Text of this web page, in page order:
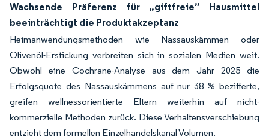
Wachsende Präferenz für „giftfreie” Hausmittel
beeinträchtigt die Produktakzeptanz
Heimanwendungsmethoden wie Nassauskämmen oder
Olivenöl-Erstickung verbreiten sich in sozialen Medien weit.
Obwohl eine Cochrane-Analyse aus dem Jahr 2025 die
Erfolgsquote des Nassauskämmens auf nur 38 % bezifferte,
greifen wellnessorientierte Eltern weiterhin auf nicht-
kommerzielle Methoden zurück. Diese Verhaltensverschiebung
entzieht dem formellen Einzelhandelskanal Volumen.